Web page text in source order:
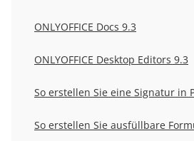
ONLYOFFICE Docs 9.3
ONLYOFFICE Desktop Editors 9.3
So erstellen Sie eine Signatur in
So erstellen Sie ausfüllbare